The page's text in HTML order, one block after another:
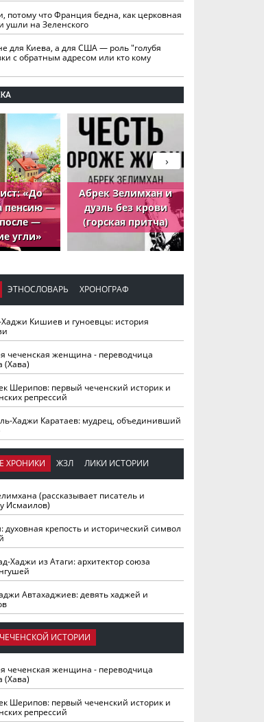
потому что Франция бедна, как церковная
ушли на Зеленского
для Киева, а для США — роль "голубя
с обратным адресом или кто кому
«До
пенсию —
—
угли»
Абрек Зелимхан и
дуэль без крови
(горская притча)
›
ЭТНОСЛОВАРЬ ХРОНОГРАФ
Кишиев и гуноевцы: история
чеченская женщина - переводчица
(Хава)
Шерипов: первый чеченский историк и
репрессий
Хаджи Каратаев: мудрец, объединивший
ХРОНИКИ ЖЗЛ ЛИКИ ИСТОРИИ
(рассказывает писатель и
Исмаилов)
духовная крепость и исторический символ
Хаджи из Атаги: архитектор союза
Автахаджиев: девять хаджей и
ИСТОРИИ
чеченская женщина - переводчица
(Хава)
Шерипов: первый чеченский историк и
репрессий